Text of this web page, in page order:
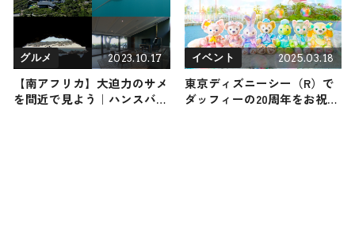
グルメ 2023.10.17
【南アフリカ】大迫力のサメ
を間近で見よう｜ハンスバー
イベント 2025.03.18
東京ディズニーシー（R）で
ダッフィーの20周年をお祝い